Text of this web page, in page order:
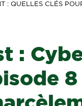
: QUELLES CLÉS
:
8